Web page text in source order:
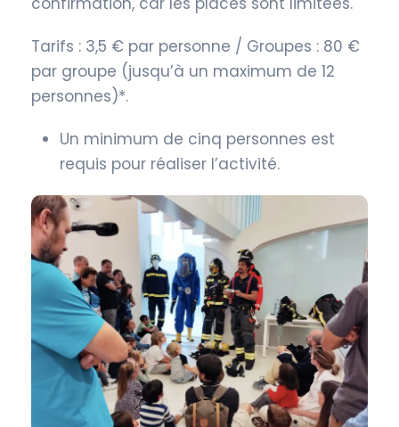
Tarifs : 3,5 € par personne / Groupes : 80 €
par groupe (jusqu’à un maximum de 12
personnes)*.
Un minimum de cinq personnes est
requis pour réaliser l’activité.